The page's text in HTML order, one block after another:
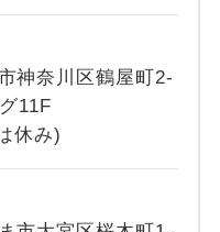
神奈川区鶴屋町2-
11F
休み)